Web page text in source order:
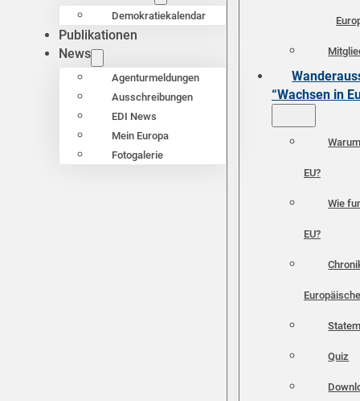
Demokratiekalendar
Publikationen
News
Agenturmeldungen
Ausschreibungen
EDI News
Mein Europa
Fotogalerie
“Wachsen in
EU?
Wie
EU?
Quiz